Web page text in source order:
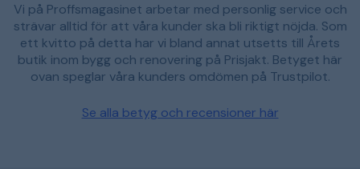
Vi på Proffsmagasinet arbetar med personlig service och
strävar alltid för att våra kunder ska bli riktigt nöjda. Som
ett kvitto på detta har vi bland annat utsetts till Årets
butik inom bygg och renovering på Prisjakt. Betyget här
ovan speglar våra kunders omdömen på Trustpilot.
Se alla betyg och recensioner här